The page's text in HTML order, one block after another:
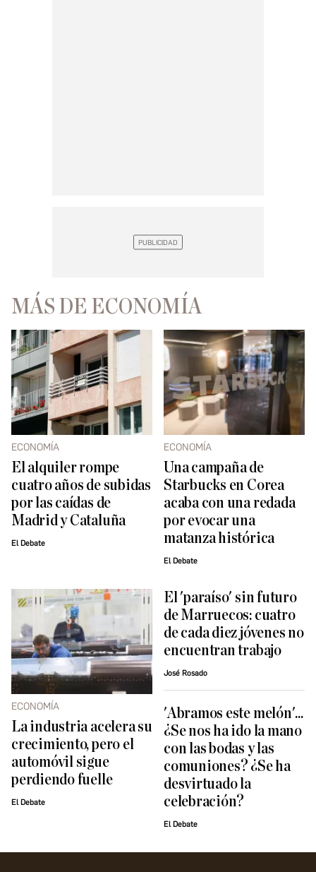
MÁS DE ECONOMÍA
ECONOMÍA
El alquiler rompe
cuatro años de subidas
por las caídas de
Madrid y Cataluña
El Debate
ECONOMÍA
Una campaña de
Starbucks en Corea
acaba con una redada
por evocar una
matanza histórica
El Debate
ECONOMÍA
La industria acelera su
crecimiento, pero el
automóvil sigue
perdiendo fuelle
El Debate
El 'paraíso' sin futuro
de Marruecos: cuatro
de cada diez jóvenes no
encuentran trabajo
José Rosado
'Abramos este melón'...
¿Se nos ha ido la mano
con las bodas y las
comuniones? ¿Se ha
desvirtuado la
celebración?
El Debate